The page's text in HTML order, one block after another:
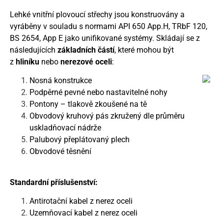
Lehké vnitřní plovoucí střechy jsou konstruovány a
vyráběny v souladu s normami API 650 App.H, TRbF 120,
BS 2654, App E jako unifikované systémy. Skládají se z
následujících základních částí, které mohou být
z hliníku nebo nerezové oceli:
Nosná konstrukce
Podpěrné pevné nebo nastavitelné nohy
Pontony – tlakově zkoušené na tě
Obvodový kruhový pás zkružený dle průměru
uskladňovací nádrže
Palubový přeplátovaný plech
Obvodové těsnění
Standardní příslušenství:
Antirotační kabel z nerez oceli
Uzemňovací kabel z nerez oceli